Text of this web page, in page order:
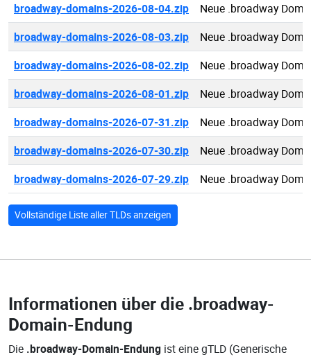
broadway-domains-2026-08-04.zip
Neue .broadway
broadway-domains-2026-08-03.zip
Neue .broadway
broadway-domains-2026-08-02.zip
Neue .broadway
broadway-domains-2026-08-01.zip
Neue .broadway
broadway-domains-2026-07-31.zip
Neue .broadway
broadway-domains-2026-07-30.zip
Neue .broadway
broadway-domains-2026-07-29.zip
Neue .broadway
Vollständige Liste aller TLDs anzeigen
Informationen über die .broadway-
Domain-Endung
Die .broadway-Domain-Endung ist eine gTLD (Generische